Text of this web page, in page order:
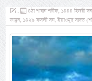
,
৪ঠা শাবান শরীফ, ১৪৪৪ হিজরী
ফাল্গুন, ১৪২৯ ফসলী সন, ইয়াওমুছ সাবত